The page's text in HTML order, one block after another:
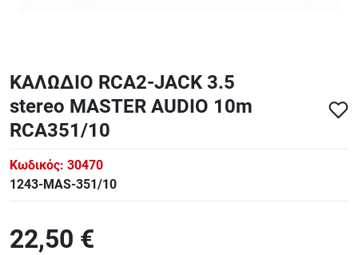
ΚΑΛΩΔΙΟ RCA2-JACK 3.5
stereo MASTER AUDIO 10m
RCA351/10
Κωδικός: 30470
1243-MAS-351/10
22,50 €